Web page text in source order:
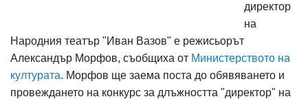
директор
на
Народния театър "Иван Вазов" е режисьорът
Александър Морфов, съобщиха от Министерството на
културата. Морфов ще заема поста до обявяването и
провеждането на конкурс за длъжността "директор" на